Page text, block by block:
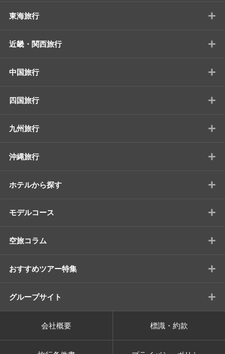
東海旅行 +
近畿・関西旅行 +
中国旅行 +
四国旅行 +
九州旅行 +
沖縄旅行 +
ホテルから探す +
モデルコース +
空旅コラム +
おすすめツアー特集 +
グループサイト +
会社概要 標識・約款